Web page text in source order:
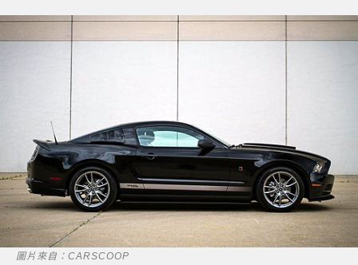
圖片來自：CARSCOOP